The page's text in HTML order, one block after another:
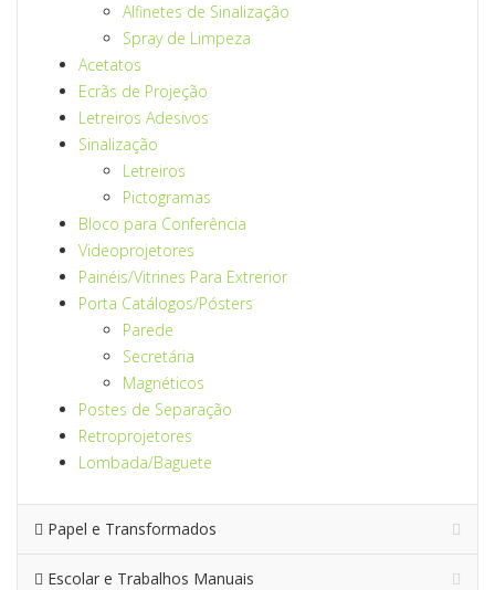
Alfinetes de Sinalização
Spray de Limpeza
Acetatos
Ecrãs de Projeção
Letreiros Adesivos
Sinalização
Letreiros
Pictogramas
Bloco para Conferência
Videoprojetores
Painéis/Vitrines Para Extrerior
Porta Catálogos/Pósters
Parede
Secretária
Magnéticos
Postes de Separação
Retroprojetores
Lombada/Baguete
Papel e Transformados
Escolar e Trabalhos Manuais